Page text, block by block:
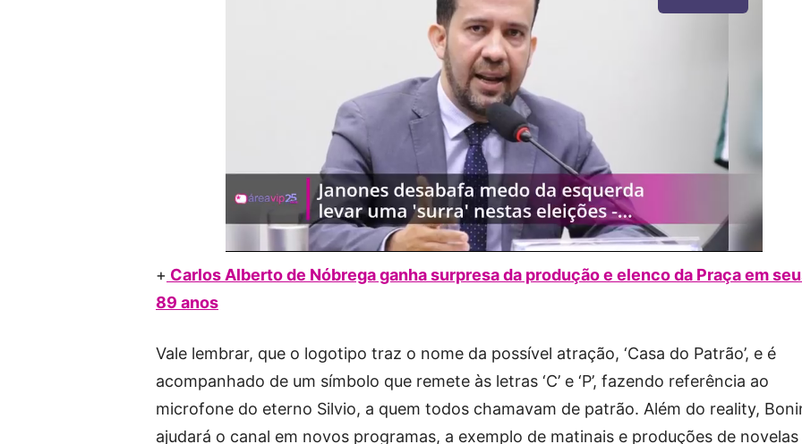
+ Carlos Alberto de Nóbrega ganha surpresa da produção e elenco da Praça em
89 anos
Vale lembrar, que o logotipo traz o nome da possível atração, ‘Casa do Patrão’, e é
acompanhado de um símbolo que remete às letras ‘C’ e ‘P’, fazendo referência ao
microfone do eterno Silvio, a quem todos chamavam de patrão. Além do reality,
ajudará o canal em novos programas, a exemplo de matinais e produções de novelas